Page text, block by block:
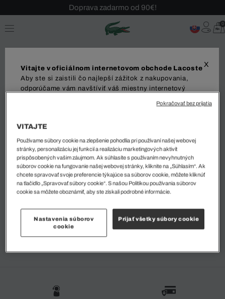
Doprava zadarmo od 90€!
Sezónny výpredaj až -40 %!
Bezplatné vrátenie!
0
0 Výsledok
Zoradiť a filtrovať
X
Vitajte v oficiálnom internetovom obchode Lacoste
Aby ste si zaistili čo najlepší zážitok z nakupovania,
odporúčame vám navštíviť váš miestny internetový
Jazyk
ZAČAŤ NAKUPOVAŤ
VITAJTE
Používame súbory cookie na zlepšenie pohodlia pri používaní našej webovej
stránky, personalizáciu jej funkcií a realizáciu marketingových aktivít
prispôsobených vašim záujmom. Ak súhlasíte s používaním nevyhnutných
súborov cookie na fungovanie našej webovej stránky, kliknite na „Súhlasím“. Ak
chcete spravovať svoje preferencie týkajúce sa súborov cookie, môžete kliknúť
na tlačidlo „Spravovať súbory cookie“. S našou Politikou používania súborov
cookie sa môžete oboznámiť, aby ste získali podrobné informácie.
Nastavenia súborov
cookie
Prijať všetky súbory cookie
Pokračovať bez prijatia